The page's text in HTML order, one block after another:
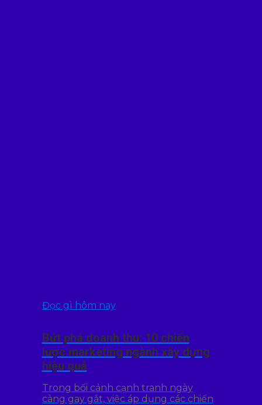
Đọc gì hôm nay
Bứt phá doanh thu: 10 chiến
lược marketing ngành xây dựng
hiệu quả
Trong bối cảnh cạnh tranh ngày
càng gay gắt, việc áp dụng các chiến